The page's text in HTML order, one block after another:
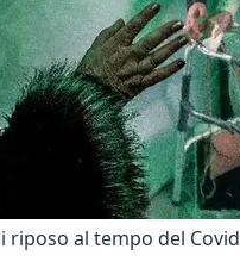
riposo al tempo del Covid